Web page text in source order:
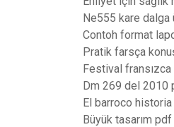
Ne555 kare dalga
Contoh format
Pratik farsça
Festival fransızca
Dm 269 del 2010
El barroco
Büyük tasarım